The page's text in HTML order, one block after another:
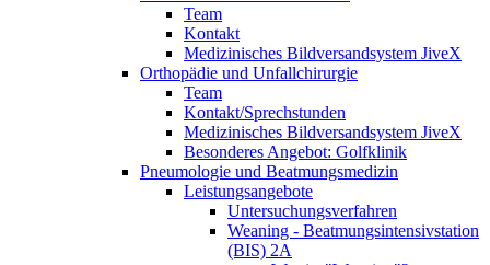
Team
Kontakt
Medizinisches Bildversandsystem JiveX
Orthopädie und Unfallchirurgie
Team
Kontakt/Sprechstunden
Medizinisches Bildversandsystem JiveX
Besonderes Angebot: Golfklinik
Pneumologie und Beatmungsmedizin
Leistungsangebote
Untersuchungsverfahren
Weaning - Beatmungsintensivstation
(BIS) 2A